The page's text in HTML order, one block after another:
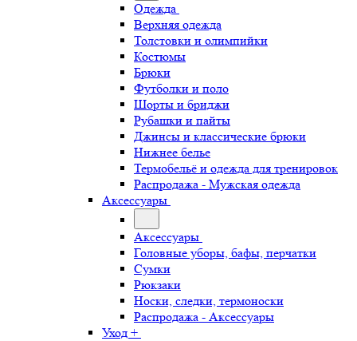
Одежда
Верхняя одежда
Толстовки и олимпийки
Костюмы
Брюки
Футболки и поло
Шорты и бриджи
Рубашки и пайты
Джинсы и классические брюки
Нижнее белье
Термобельё и одежда для тренировок
Распродажа - Мужская одежда
Аксессуары
Аксессуары
Головные уборы, бафы, перчатки
Сумки
Рюкзаки
Носки, следки, термоноски
Распродажа - Аксессуары
Уход +